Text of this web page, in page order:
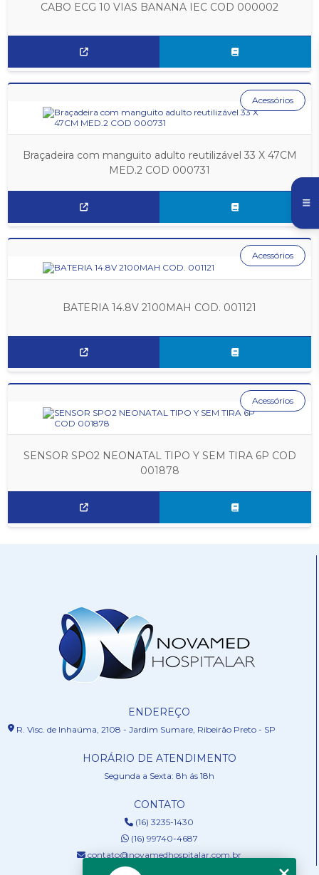
CABO ECG 10 VIAS BANANA IEC COD 000002
Braçadeira com manguito adulto reutilizável 33 X 47CM
MED.2 COD 000731
Acessórios
BATERIA 14.8V 2100MAH COD. 001121
Acessórios
SENSOR SPO2 NEONATAL TIPO Y SEM TIRA 6P COD
001878
Acessórios
ENDEREÇO
R. Visc. de Inhaúma, 2108 - Jardim Sumare, Ribeirão Preto - SP
HORÁRIO DE ATENDIMENTO
Segunda a Sexta: 8h ás 18h
CONTATO
(16) 3235-1430
(16) 99740-4687
contato@novamedhospitalar.com.br